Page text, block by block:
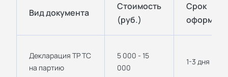
Вид документа
Стоимость
(руб.)
Срок
Декларация ТР ТС
на партию
5 000 - 15
000
1-3 дня